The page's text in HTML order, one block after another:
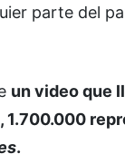
parte del
un video que
1.700.000
.